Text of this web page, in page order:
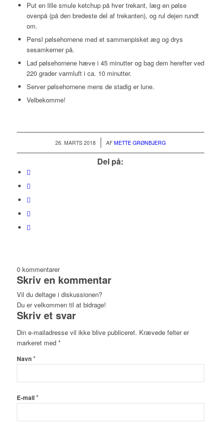
Put en lille smule ketchup på hver trekant, læg en pølse
ovenpå (på den bredeste del af trekanten), og rul dejen rundt
om.
Pensl pølsehornene med et sammenpisket æg og drys
sesamkerner på.
Lad pølsehornene hæve i 45 minutter og bag dem herefter ved
220 grader varmluft i ca. 10 minutter.
Server pølsehornene mens de stadig er lune.
Velbekomme!
26. MARTS 2018
/ AF METTE GRØNBJERG
Del på:
0 kommentarer
Skriv en kommentar
Vil du deltage i diskussionen?
Du er velkommen til at bidrage!
Skriv et svar
Din e-mailadresse vil ikke blive publiceret. Krævede felter er
markeret med *
Navn*
E-mail*